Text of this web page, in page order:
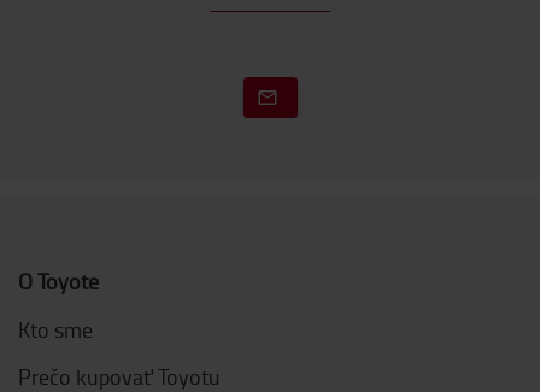
O Toyote
Kto sme
Prečo kupovať Toyotu